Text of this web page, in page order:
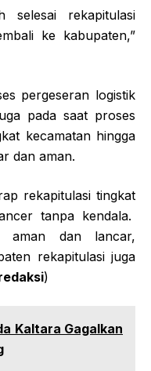
selesai rekapitulasi
ke kabupaten,”
pergeseran logistik
pada saat proses
kecamatan hingga
dan aman.
rekapitulasi tingkat
tanpa kendala.
aman dan lancar,
rekapitulasi juga
)
Kaltara Gagalkan